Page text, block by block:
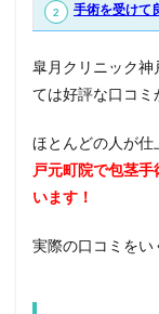
手術を受けて
皐月クリニック
ては好評な口コミ
ほとんどの人が仕
戸元町院で包茎
います！
実際の口コミをい